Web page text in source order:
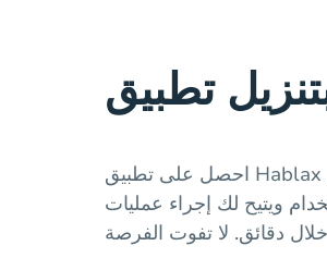
احصل على تطبيق Hablax لتنفيذ خدمات بطاقات الهدايا في الجزائر بكل
ويتيح لك إجراء عمليات